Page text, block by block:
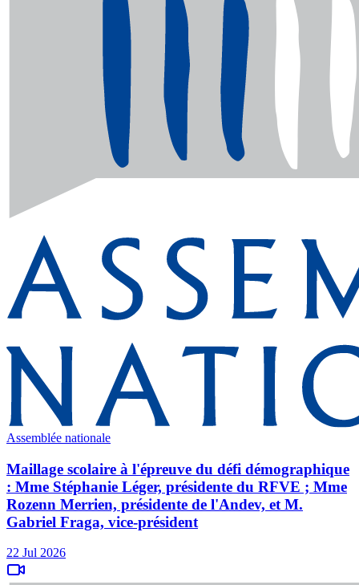
Assemblée nationale
Maillage scolaire à l'épreuve du défi démographique
: Mme Stéphanie Léger, présidente du RFVE ; Mme
Rozenn Merrien, présidente de l'Andev, et M.
Gabriel Fraga, vice-président
22 Jul 2026